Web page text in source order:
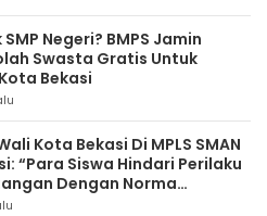
Negeri? BMPS Jamin
Swasta Gratis Untuk
Bekasi
Kota Bekasi Di MPLS SMAN
“Para Siswa Hindari Perilaku
Dengan Norma
Agama”